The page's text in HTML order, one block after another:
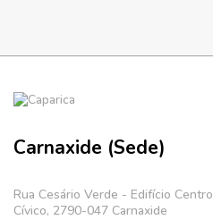
Carnaxide (Sede)
Rua Cesário Verde - Edifício Centro
Cívico, 2790-047 Carnaxide